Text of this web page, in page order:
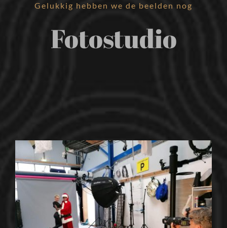
Gelukkig hebben we de beelden nog
Fotostudio